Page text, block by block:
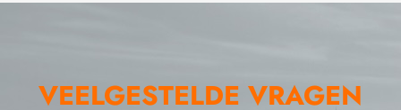
VEELGESTELDE VRAGEN